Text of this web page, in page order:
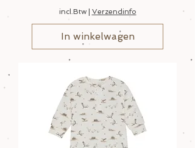
incl.Btw | Verzendinfo
In winkelwagen